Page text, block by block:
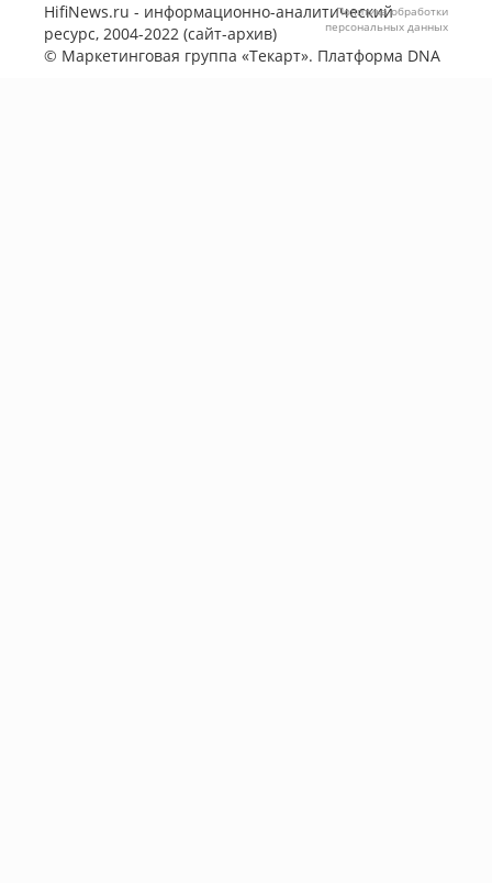
HifiNews.ru - информационно-аналитический
ресурс, 2004-2022 (сайт-архив)
© Маркетинговая группа «Текарт». Платформа DNA
Политика обработки
персональных данных